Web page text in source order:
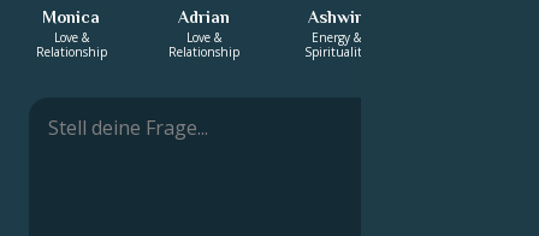
Monica
Love &
Relationship
Adrian
Love &
Relationship
Ashwin
Energy &
Spirituality